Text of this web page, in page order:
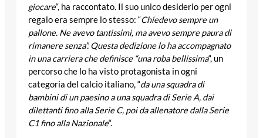
giocare“, ha raccontato. Il suo unico desiderio per ogni
regalo era sempre lo stesso: “Chiedevo sempre un
pallone. Ne avevo tantissimi, ma avevo sempre paura di
rimanere senza”. Questa dedizione lo ha accompagnato
in una carriera che definisce “una roba bellissima“, un
percorso che lo ha visto protagonista in ogni
categoria del calcio italiano, “da una squadra di
bambini di un paesino a una squadra di Serie A, dai
dilettanti fino alla Serie C, poi da allenatore dalla Serie
C1 fino alla Nazionale“.